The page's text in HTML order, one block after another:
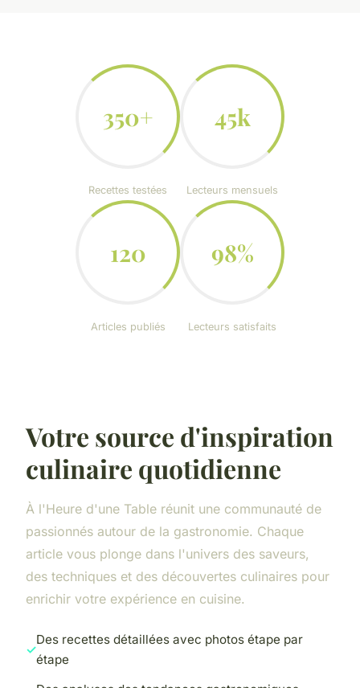
350+
Recettes testées
45k
Lecteurs mensuels
120
Articles publiés
98%
Lecteurs satisfaits
Votre source d'inspiration
culinaire quotidienne
À l'Heure d'une Table réunit une communauté de
passionnés autour de la gastronomie. Chaque
article vous plonge dans l'univers des saveurs,
des techniques et des découvertes culinaires pour
enrichir votre expérience en cuisine.
Des recettes détaillées avec photos étape par
étape